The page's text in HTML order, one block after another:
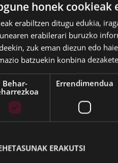
mapa Irisgarritasuna
honek cookieak
erabiltzen ditugu edukia,
erabilerari buruzko
zuk eman diezun edo
batzuekin konbina
Behar-
Errendimendua
ERAKUTSI